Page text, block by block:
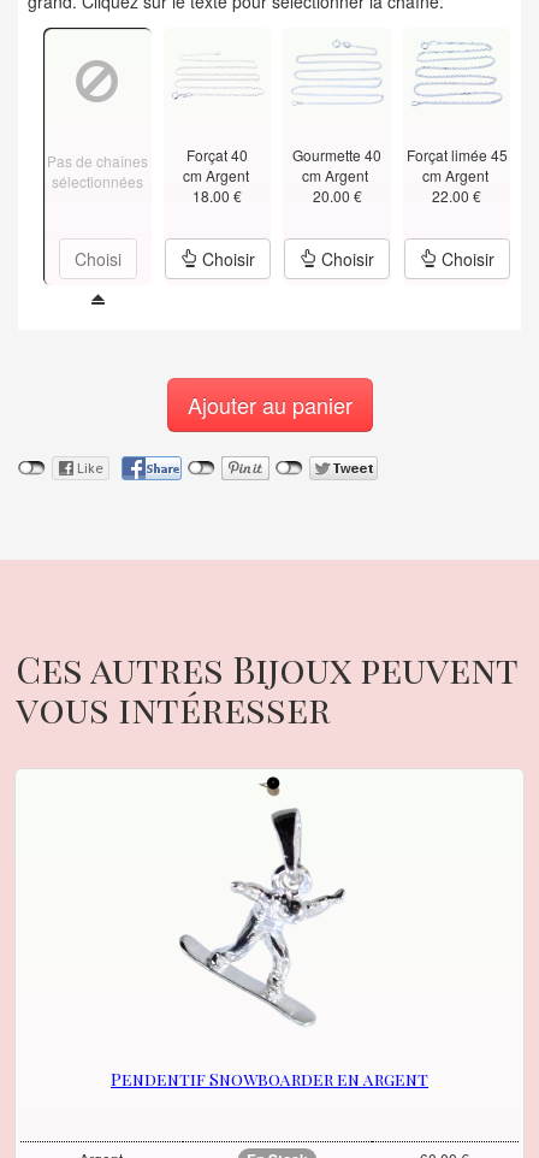
Pas de chaînes
sélectionnées
Choisi
Forçat 40
cm Argent
18.00 €
Choisir
Gourmette 40
cm Argent
20.00 €
Choisir
Forçat limée 45
cm Argent
22.00 €
Choisir
Ajouter au panier
Ces autres Bijoux peuvent
vous intéresser
Pendentif Snowboarder en argent